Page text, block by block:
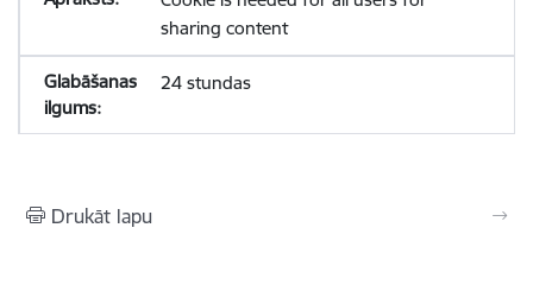
sharing content
24 stundas
Drukāt lapu